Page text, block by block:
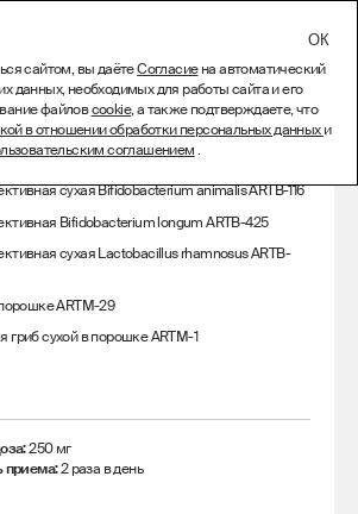
сухая Bifidobacterium animalis ARTB-116
Bifidobacterium longum ARTB-425
сухая Lactobacillus rhamnosus ARTB-
ARTM-29
гриб сухой в порошке ARTM-1
250 мг
приема:2 раза в день
сайтом, вы даётеСогласиена автоматический
данных, необходимых для работы сайта и его
файловcookie, а также подтверждаете, что
в отношении обработки персональных данныхи
соглашением.